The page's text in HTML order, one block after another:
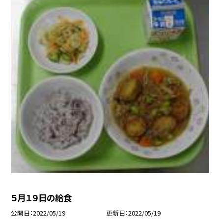
５月１９日の給食
公開日 2022/05/19 更新日 2022/05/19